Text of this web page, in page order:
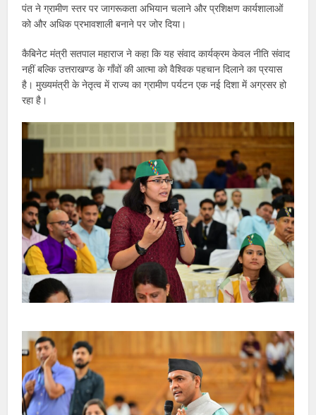
पंत ने ग्रामीण स्तर पर जागरूकता अभियान चलाने और प्रशिक्षण कार्यशालाओं
को और अधिक प्रभावशाली बनाने पर जोर दिया।
कैबिनेट मंत्री सतपाल महाराज ने कहा कि यह संवाद कार्यक्रम केवल नीति संवाद
नहीं बल्कि उत्तराखण्ड के गाँवों की आत्मा को वैश्विक पहचान दिलाने का प्रयास
है। मुख्यमंत्री के नेतृत्व में राज्य का ग्रामीण पर्यटन एक नई दिशा में अग्रसर हो
रहा है।